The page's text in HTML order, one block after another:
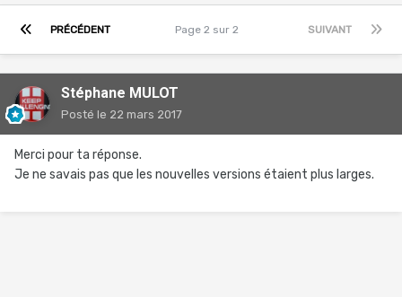
PRÉCÉDENT SUIVANT
Page 2 sur 2
Stéphane MULOT
Posté le 22 mars 2017
Merci pour ta réponse.
Je ne savais pas que les nouvelles versions étaient plus larges.